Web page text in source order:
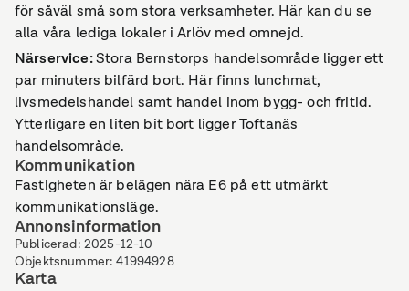
för såväl små som stora verksamheter. Här kan du se
alla våra lediga lokaler i Arlöv med omnejd.
Närservice:Stora Bernstorps handelsområde ligger ett
par minuters bilfärd bort. Här finns lunchmat,
livsmedelshandel samt handel inom bygg- och fritid.
Ytterligare en liten bit bort ligger Toftanäs
handelsområde.
Kommunikation
Fastigheten är belägen nära E6 på ett utmärkt
kommunikationsläge.
Annonsinformation
Publicerad: 2025-12-10
Objektsnummer:41994928
Karta